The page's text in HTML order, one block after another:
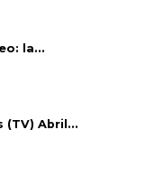
la...
Abril...